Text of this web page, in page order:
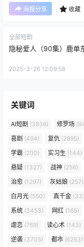
海报分享 收藏
全部短剧
隐秘爱人（90集）鹿单
2025-3-26 12:09:58
关键词
AI短剧 (3836) 修罗场
喜剧 (494) 复仇 (2895)
学霸 (200) 实习生 (144)
悬疑 (1327) 战神 (256)
治愈 (1297) 灰姑娘 (257)
白月光 (550) 真千金
系统 (3453) 网红 (165)
虐恋 (769) 读心术 (143)
逆袭 (3705) 都市 (6263)